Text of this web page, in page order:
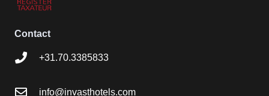
Contact
+31.70.3385833
info@invasthotels.com